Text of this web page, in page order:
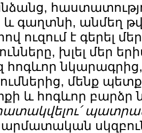
գաղտնի, անմեղ
ուզում է գերել
խլել մեր
հոգևոր նկարագրից,
մենք
և հոգևոր բարձր